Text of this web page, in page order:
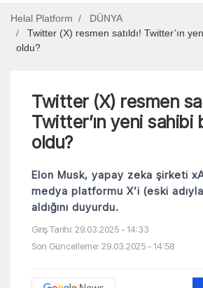
Helal Platform
DÜNYA
Twitter (X) resmen satıldı! Twitter’ın
oldu?
Twitter (X) resmen
Twitter’ın yeni sahibi
oldu?
Elon Musk, yapay zeka şirketi
medya platformu X’i (eski
aldığını duyurdu.
Giriş Tarihi: 29.03.2025 - 14:33
Son Güncelleme: 29.03.2025 - 14:58